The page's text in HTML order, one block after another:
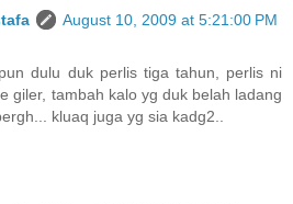
August 10, 2009 at 5:21:00 PM
dulu duk perlis tiga tahun, perlis ni
giler, tambah kalo yg duk belah ladang
kluaq juga yg sia kadg2..